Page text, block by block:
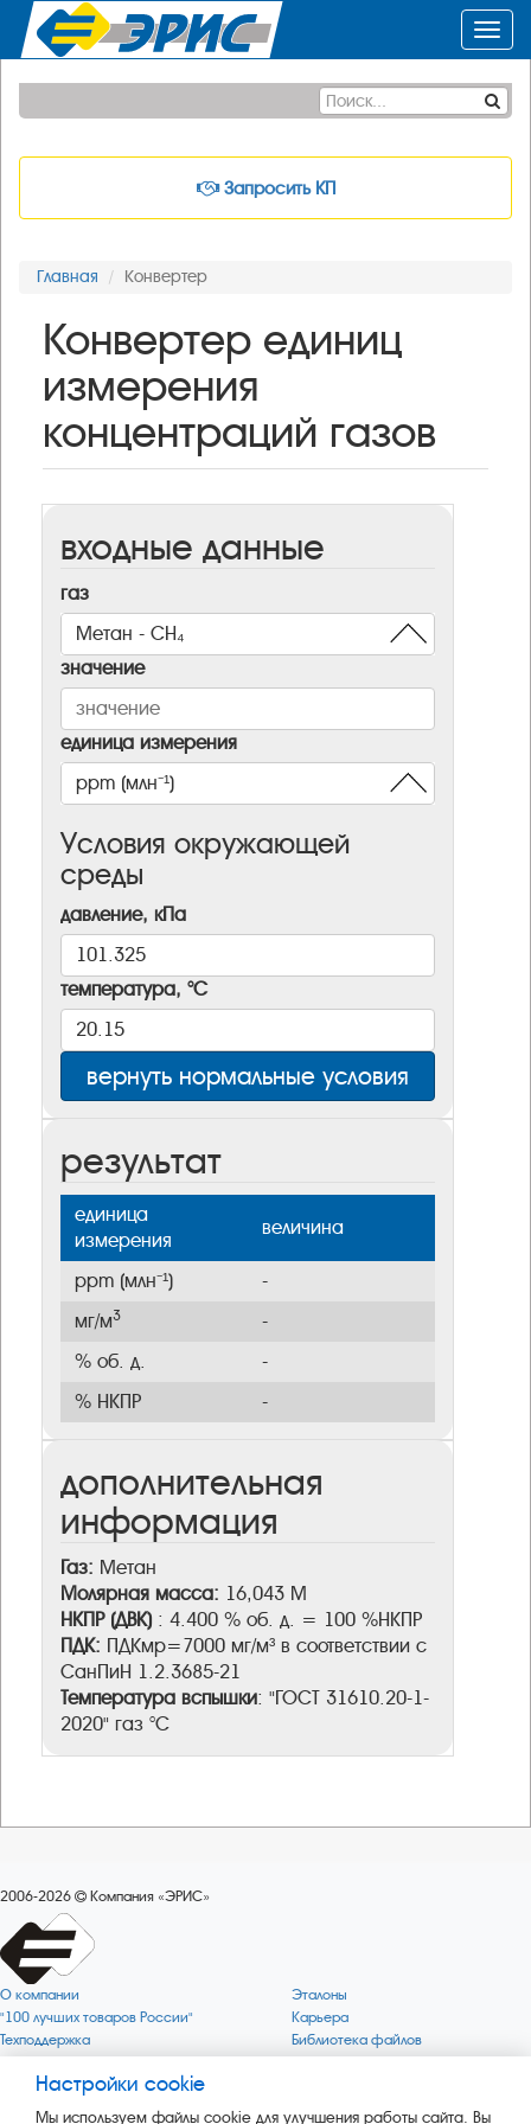
Запросить КП
Главная Конвертер
Конвертер единиц
измерения
концентраций газов
входные данные
газ
значение
единица измерения
Условия окружающей
среды
давление, кПа
температура, °C
вернуть нормальные условия
результат
единица
измерения
величина
ppm (млн⁻¹)
-
мг/м3
-
% об. д.
-
% НКПР
-
дополнительная
информация
Газ: Метан
Молярная масса: 16,043 М
НКПР (ДВК) : 4.400 % об. д. = 100 %НКПР
ПДК: ПДКмр=7000 мг/м³ в соответствии с
СанПиН 1.2.3685-21
Температура вспышки: "ГОСТ 31610.20-1-
2020" газ °C
2006-2026 Компания «ЭРИС»
О компании
"100 лучших товаров России"
Техподдержка
Качество
Поверка по редким газам
Эталоны
Карьера
Библиотека файлов
Политика обработки персональных
Цели компании
Настройки cookie
Мы используем файлы cookie для улучшения работы сайта. Вы